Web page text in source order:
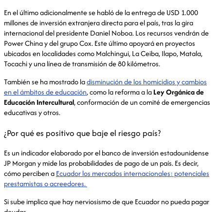
En el último adicionalmente se habló de la entrega de USD 1.000
millones de inversión extranjera directa para el país, tras la gira
internacional del presidente Daniel Noboa. Los recursos vendrán de
Power China y del grupo Cox. Este último apoyará en proyectos
ubicados en localidades como Malchingui, La Ceiba, Ilapo, Matala,
Tocachi y una línea de transmisión de 80 kilómetros.
También se ha mostrado ladisminución de los homicidios y cambios
en el ámbitos de educación, como la reforma a laLey Orgánica de
Educación Intercultural, conformación de un comité de emergencias
educativas y otros.
¿Por qué es positivo que baje el riesgo país?
Es un indicador elaborado por el banco de inversión estadounidense
JP Morgan y mide las probabilidades de pago de un país. Es decir,
cómo perciben aEcuador los mercados internacionales: potenciales
prestamistas o acreedores.
Si sube implica que hay nerviosismo de que Ecuador no pueda pagar